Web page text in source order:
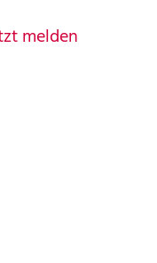
melden